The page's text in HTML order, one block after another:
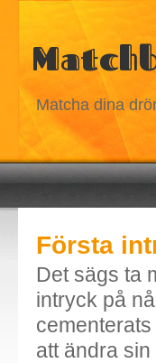
Matcha dina
Första
Det sägs ta
intryck på
att ändra